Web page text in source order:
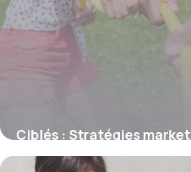
Ciblés : Stratégies
2026